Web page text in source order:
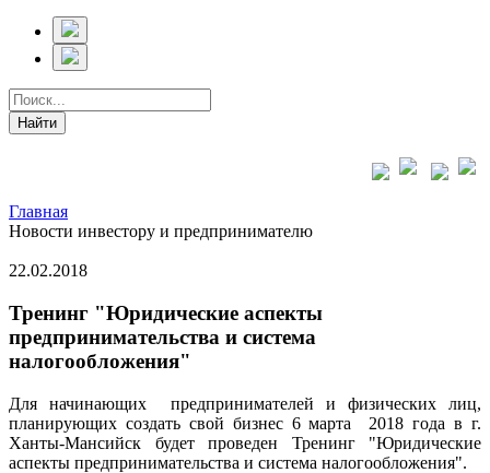
Главная
Новости инвестору и предпринимателю
22.02.2018
Тренинг "Юридические аспекты
предпринимательства и система
налогообложения"
Для начинающих предпринимателей и физических лиц,
планирующих создать свой бизнес 6 марта 2018 года в г.
Ханты-Мансийск будет проведен Тренинг "Юридические
аспекты предпринимательства и система налогообложения".